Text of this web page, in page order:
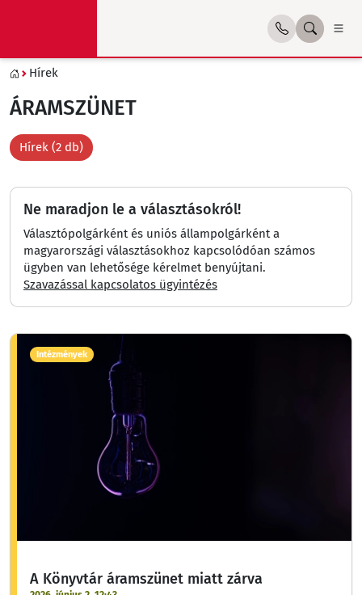
Hírek
ÁRAMSZÜNET
Hírek (2 db)
Ne maradjon le a választásokról!
Választópolgárként és uniós állampolgárként a
magyarországi választásokhoz kapcsolódóan számos
ügyben van lehetősége kérelmet benyújtani.
Szavazással kapcsolatos ügyintézés
Intézmények
A Könyvtár áramszünet miatt zárva